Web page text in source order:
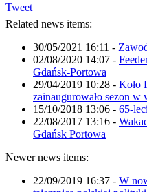
Tweet
Related news items:
30/05/2021 16:11 -
02/08/2020 14:07 -
Gdańsk-Portowa
29/04/2019 10:28 - Koło
zainaugurowało sezon
15/10/2018 13:06 - 65-
22/08/2017 13:16 -
Gdańsk Portowa
Newer news items:
22/09/2019 16:37 - W